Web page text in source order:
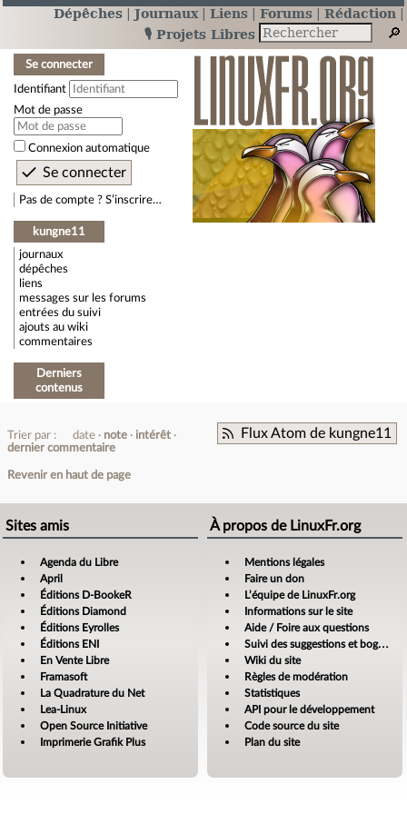
Dépêches Journaux Liens Forums
Rédaction
🎙️ Projets Libres
Se connecter
Identifiant
Mot de passe
Connexion automatique
Pas de compte ? S’inscrire…
kungne11
journaux
dépêches
liens
messages sur les forums
entrées du suivi
ajouts au wiki
commentaires
Derniers
contenus
Flux Atom de kungne11
Trier par : date note
intérêt
dernier commentaire
Revenir en haut de page
Sites amis
Agenda du Libre
April
Éditions D-BookeR
Éditions Diamond
Éditions Eyrolles
Éditions ENI
En Vente Libre
Framasoft
La Quadrature du Net
Lea-Linux
Open Source Initiative
Imprimerie Grafik Plus
À propos de LinuxFr.org
Mentions légales
Faire un don
L’équipe de LinuxFr.org
Informations sur le site
Aide / Foire aux questions
Suivi des suggestions et bogues
Wiki du site
Règles de modération
Statistiques
API pour le développement
Code source du site
Plan du site